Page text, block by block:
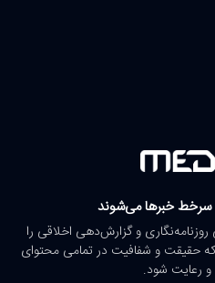
سرخط خبرها می‌شوند
روزنامه‌نگاری و گزارش‌دهی اخلاقی را
حقیقت و شفافیت در تمامی محتوای
و رعایت شود.